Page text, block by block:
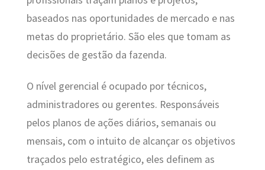
baseados nas oportunidades de mercado e nas
metas do proprietário. São eles que tomam as
decisões de gestão da fazenda.
O nível gerencial é ocupado por técnicos,
administradores ou gerentes. Responsáveis
pelos planos de ações diários, semanais ou
mensais, com o intuito de alcançar os objetivos
traçados pelo estratégico, eles definem as